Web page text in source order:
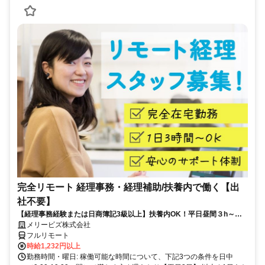
完全リモート 経理事務・経理補助/扶養内で働く【出
社不要】
【経理事務経験または日商簿記3級以上】扶養内OK！平日昼間３h～。
完全在宅で育児・介護中の方も大歓迎♪
メリービズ株式会社
フルリモート
時給1,232円以上
勤務時間・曜日: 稼働可能な時間について、下記3つの条件を日中